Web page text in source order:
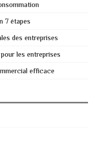
7 étapes
des entreprises
les entreprises
efficace